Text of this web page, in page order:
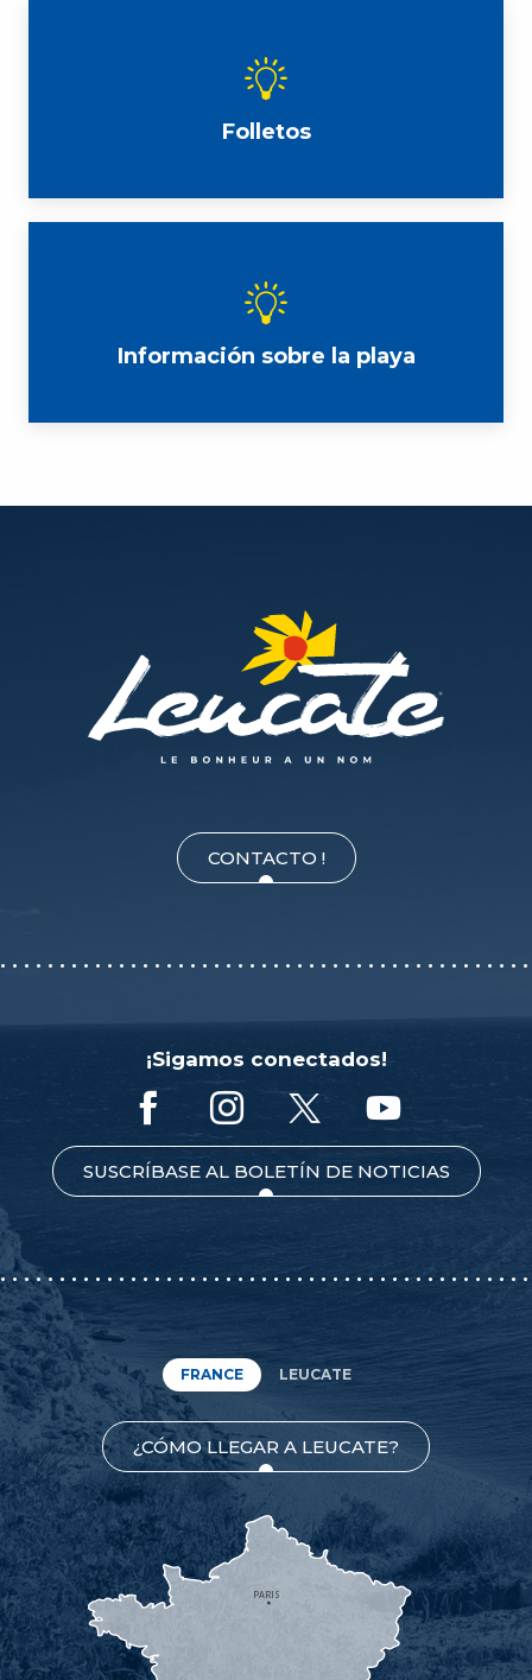
Folletos
Información sobre la playa
CONTACTO !
¡Sigamos conectados!
SUSCRÍBASE AL BOLETÍN DE NOTICIAS
FRANCE LEUCATE
¿CÓMO LLEGAR A LEUCATE?
PARIS